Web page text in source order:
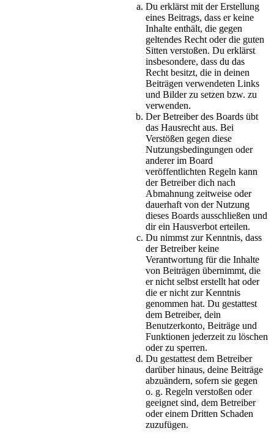
Du erklärst mit der Erstellung
eines Beitrags, dass er keine
Inhalte enthält, die gegen
geltendes Recht oder die guten
Sitten verstoßen. Du erklärst
insbesondere, dass du das
Recht besitzt, die in deinen
Beiträgen verwendeten Links
und Bilder zu setzen bzw. zu
verwenden.
Der Betreiber des Boards übt
das Hausrecht aus. Bei
Verstößen gegen diese
Nutzungsbedingungen oder
anderer im Board
veröffentlichten Regeln kann
der Betreiber dich nach
Abmahnung zeitweise oder
dauerhaft von der Nutzung
dieses Boards ausschließen und
dir ein Hausverbot erteilen.
Du nimmst zur Kenntnis, dass
der Betreiber keine
Verantwortung für die Inhalte
von Beiträgen übernimmt, die
er nicht selbst erstellt hat oder
die er nicht zur Kenntnis
genommen hat. Du gestattest
dem Betreiber, dein
Benutzerkonto, Beiträge und
Funktionen jederzeit zu löschen
oder zu sperren.
Du gestattest dem Betreiber
darüber hinaus, deine Beiträge
abzuändern, sofern sie gegen
o. g. Regeln verstoßen oder
geeignet sind, dem Betreiber
oder einem Dritten Schaden
zuzufügen.